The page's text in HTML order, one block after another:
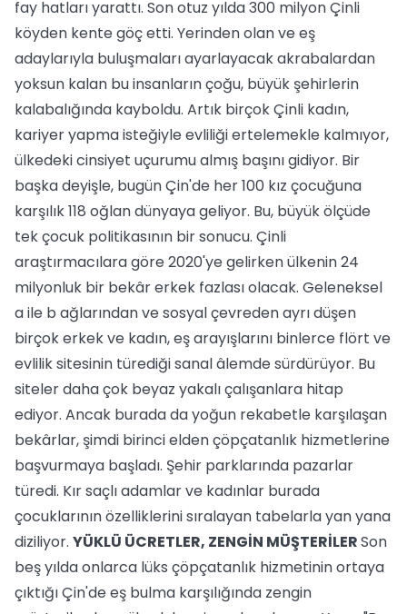
fay hatları yarattı. Son otuz yılda 300 milyon Çinli
köyden kente göç etti. Yerinden olan ve eş
adaylarıyla buluşmaları ayarlayacak akrabalardan
yoksun kalan bu insanların çoğu, büyük şehirlerin
kalabalığında kayboldu. Artık birçok Çinli kadın,
kariyer yapma isteğiyle evliliği ertelemekle kalmıyor,
ülkedeki cinsiyet uçurumu almış başını gidiyor. Bir
başka deyişle, bugün Çin'de her 100 kız çocuğuna
karşılık 118 oğlan dünyaya geliyor. Bu, büyük ölçüde
tek çocuk politikasının bir sonucu. Çinli
araştırmacılara göre 2020'ye gelirken ülkenin 24
milyonluk bir bekâr erkek fazlası olacak. Geleneksel
a ile b ağlarından ve sosyal çevreden ayrı düşen
birçok erkek ve kadın, eş arayışlarını binlerce flört ve
evlilik sitesinin türediği sanal âlemde sürdürüyor. Bu
siteler daha çok beyaz yakalı çalışanlara hitap
ediyor. Ancak burada da yoğun rekabetle karşılaşan
bekârlar, şimdi birinci elden çöpçatanlık hizmetlerine
başvurmaya başladı. Şehir parklarında pazarlar
türedi. Kır saçlı adamlar ve kadınlar burada
çocuklarının özelliklerini sıralayan tabelarla yan yana
diziliyor. YÜKLÜ ÜCRETLER, ZENGİN MÜŞTERİLERSon
beş yılda onlarca lüks çöpçatanlık hizmetinin ortaya
çıktığı Çin'de eş bulma karşılığında zengin